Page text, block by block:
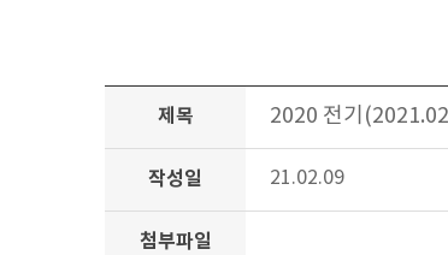
제목 2020 전기
작성일 21.02.09
첨부파일